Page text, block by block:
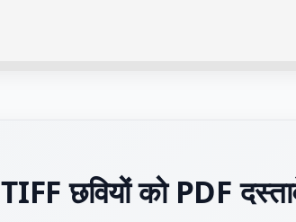
TIFF छवियों को PDF